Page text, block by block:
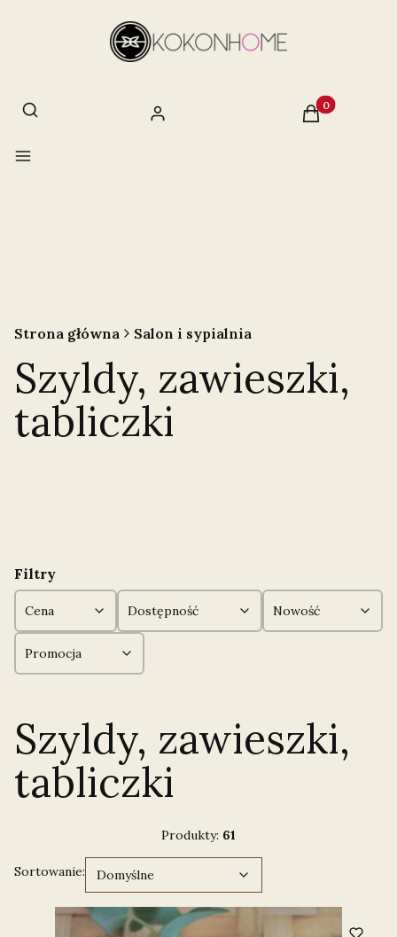
Otwórz wyszukiwarkę
Szukaj Zaloguj się Produkty w
Koszyk
Menu
Strona główna Salon i sypialnia
Szyldy, zawieszki,
tabliczki
Filtry
Cena Dostępność Nowość
Promocja
Szyldy, zawieszki,
tabliczki
Produkty: 61
Lista produktów
Sortowanie: Domyślne
Domyślne